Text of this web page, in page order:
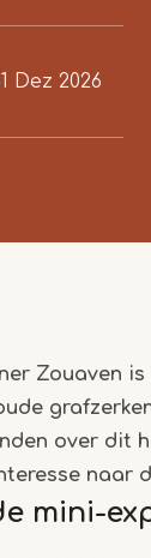
Dez 2026
Zouaven
over dit
naar
mini-